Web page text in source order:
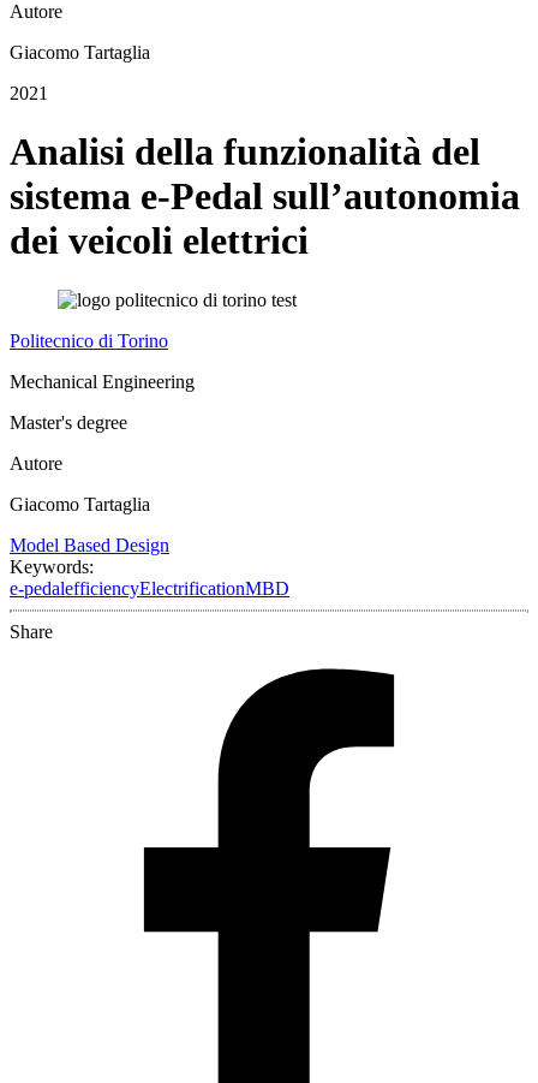
Autore
Giacomo Tartaglia
2021
Analisi della funzionalità del
sistema e-Pedal sull’autonomia
dei veicoli elettrici
Politecnico di Torino
Mechanical Engineering
Master's degree
Autore
Giacomo Tartaglia
Model Based Design
Keywords:
e-pedalefficiencyElectrificationMBD
Share